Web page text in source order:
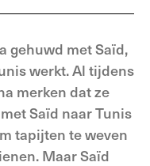
gehuwd met Saïd,
werkt. Al tijdens
merken dat ze
Saïd naar Tunis
tapijten te weven
Maar Saïd